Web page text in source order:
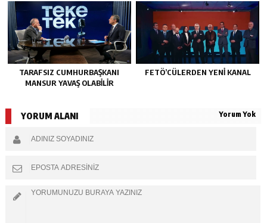
TARAFSIZ CUMHURBAŞKANI
MANSUR YAVAŞ OLABİLİR
FETÖ’CÜLERDEN YENI KANAL
YORUM ALANI Yorum Yok